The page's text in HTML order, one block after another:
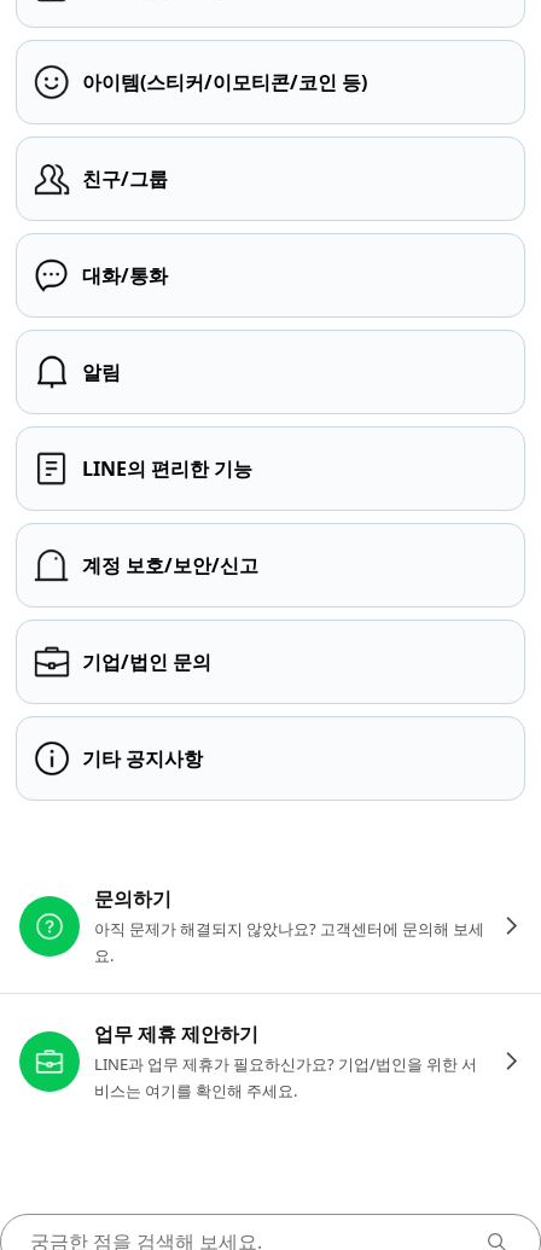
아이템(스티커/이모티콘/코인 등)
친구/그룹
대화/통화
알림
LINE의 편리한 기능
계정 보호/보안/신고
기업/법인 문의
기타 공지사항
문의하기
아직 문제가 해결되지 않았나요? 고객센터에 문의해 보세
요.
업무 제휴 제안하기
LINE과 업무 제휴가 필요하신가요? 기업/법인을 위한 서
비스는 여기를 확인해 주세요.